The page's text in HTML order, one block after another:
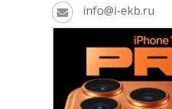
info@i-ekb.ru